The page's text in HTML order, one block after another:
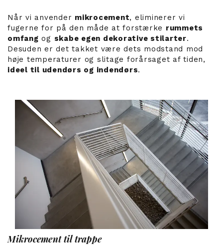
Når vi anvender mikrocement, eliminerer vi
fugerne for på den måde at forstærke rummets
omfang og skabe egen dekorative stilarter.
Desuden er det takket være dets modstand mod
høje temperaturer og slitage forårsaget af tiden,
ideel til udendørs og indendørs.
Mikrocement til trappe